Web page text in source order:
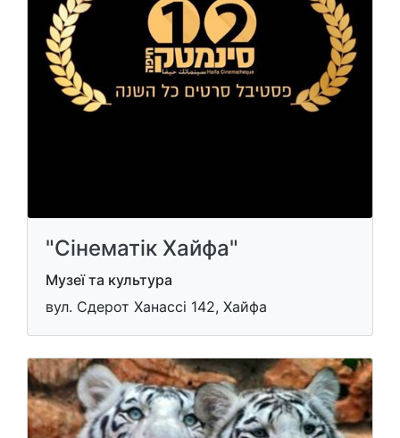
"Сінематік Хайфа"
Музеї та культура
вул. Сдерот Ханассі 142, Хайфа